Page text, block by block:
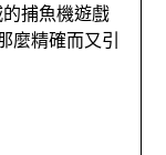
捕魚機遊戲
麼精確而又引